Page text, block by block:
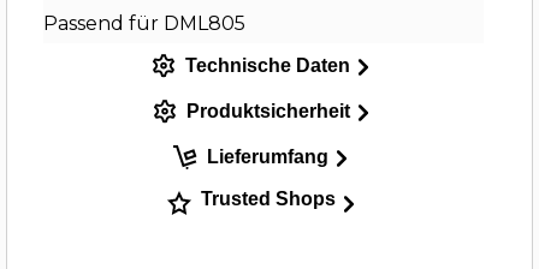
Passend für DML805
Technische Daten
Produktsicherheit
Lieferumfang
Trusted Shops